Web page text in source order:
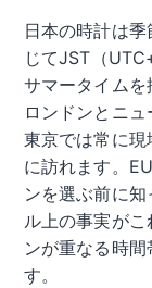
日本の時計は
じてJST（
サマータイムを
ロンドンとニ
東京では常に現
に訪れます。
ンを選ぶ前に
ル上の事実が
ンが重なる時
す。